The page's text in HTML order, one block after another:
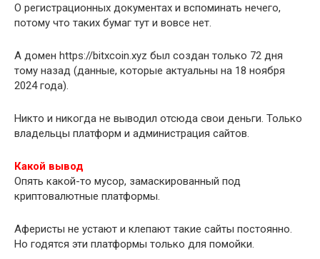
О регистрационных документах и вспоминать нечего,
потому что таких бумаг тут и вовсе нет.
А домен https://bitxcoin.xyz был создан только 72 дня
тому назад (данные, которые актуальны на 18 ноября
2024 года).
Никто и никогда не выводил отсюда свои деньги. Только
владельцы платформ и администрация сайтов.
Какой вывод
Опять какой-то мусор, замаскированный под
криптовалютные платформы.
Аферисты не устают и клепают такие сайты постоянно.
Но годятся эти платформы только для помойки.